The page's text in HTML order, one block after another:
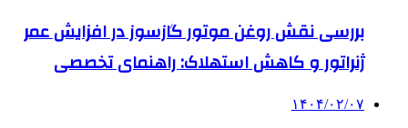
بررسی نقش روغن موتور گازسوز در افزایش عمر
ژنراتور و کاهش استهلاک: راهنمای تخصصی
۱۴۰۴/۰۲/۰۷